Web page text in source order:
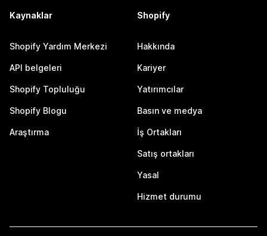
Kaynaklar
Shopify Yardım Merkezi
API belgeleri
Shopify Topluluğu
Shopify Blogu
Araştırma
Shopify
Hakkında
Kariyer
Yatırımcılar
Basın ve medya
İş Ortakları
Satış ortakları
Yasal
Hizmet durumu